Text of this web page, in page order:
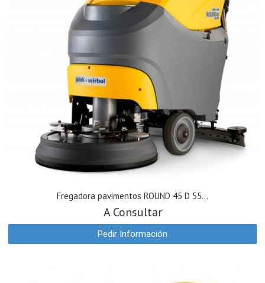
Fregadora pavimentos ROUND 45 D 55...
A Consultar
Pedir Información